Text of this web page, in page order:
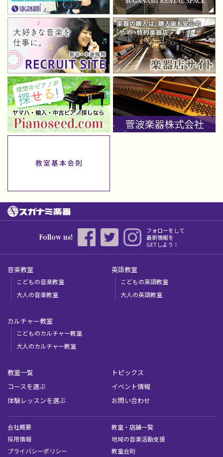
Follow us!
フォローをして
最新情報を
GETしよう！
音楽教室
こどもの音楽教室
大人の音楽教室
英語教室
こどもの英語教室
大人の英語教室
カルチャー教室
こどものカルチャー教室
大人のカルチャー教室
教室一覧
コースを選ぶ
体験レッスンを選ぶ
トピックス
イベント情報
お問い合わせ
会社概要
教室・店舗一覧
採用情報
地域の音楽活動支援
プライバシーポリシー
教室会則